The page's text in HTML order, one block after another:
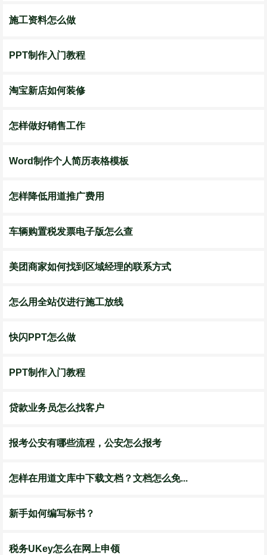
施工资料怎么做
PPT制作入门教程
淘宝新店如何装修
怎样做好销售工作
Word制作个人简历表格模板
怎样降低用道推广费用
车辆购置税发票电子版怎么查
美团商家如何找到区域经理的联系方式
怎么用全站仪进行施工放线
快闪PPT怎么做
PPT制作入门教程
贷款业务员怎么找客户
报考公安有哪些流程，公安怎么报考
怎样在用道文库中下载文档？文档怎么免...
新手如何编写标书？
税务UKey怎么在网上申领